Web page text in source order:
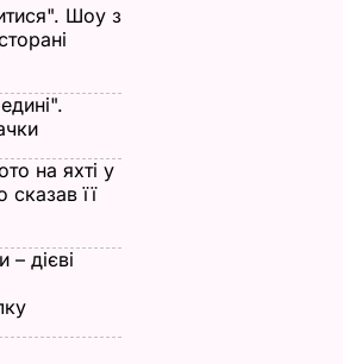
Шоу з
на яхті у
сказав її
дієві